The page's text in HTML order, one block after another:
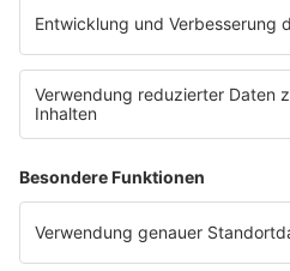
80s80s ALTERNATIVE
80s80s BREAKDANCE
80s80s DANCE
80s80s DARK WAVE
80s80s DEPECHE MODE
80s80s DEUTSCH
80s80s DINNERPARTY